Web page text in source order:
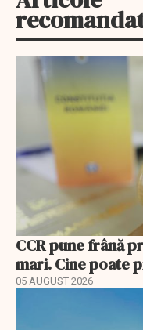
CCR pune frână
mari. Cine poate
05 AUGUST 2026